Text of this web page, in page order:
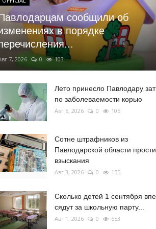
сообщили об
в порядке
7, 2026 0 103
Лето принесло Павлодару
по заболеваемости корью
Авг 6, 2026 0 105
Сотне штрафников из
Павлодарской области
взыскания
Авг 3, 2026 0 155
Сколько детей 1 сентября
сядут за школьную парту...
Авг 1, 2026 0 653